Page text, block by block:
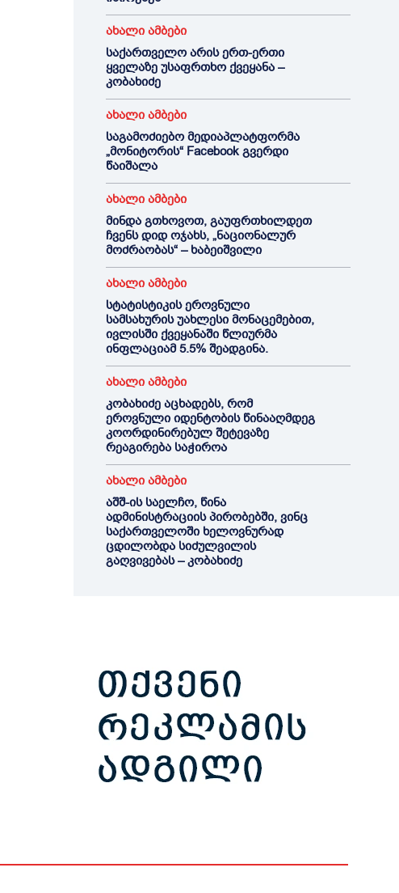
ახალი ამბები
საქართველო არის ერთ-ერთი
ყველაზე უსაფრთხო ქვეყანა –
კობახიძე
ახალი ამბები
საგამოძიებო მედიაპლატფორმა
„მონიტორის“ Facebook გვერდი
წაიშალა
ახალი ამბები
მინდა გთხოვოთ, გაუფრთხილდეთ
ჩვენს დიდ ოჯახს, „ნაციონალურ
მოძრაობას“ – ხაბეიშვილი
ახალი ამბები
სტატისტიკის ეროვნული
სამსახურის უახლესი მონაცემებით,
ივლისში ქვეყანაში წლიურმა
ინფლაციამ 5.5% შეადგინა.
ახალი ამბები
კობახიძე აცხადებს, რომ
ეროვნული იდენტობის წინააღმდეგ
კოორდინირებულ შეტევაზე
რეაგირება საჭიროა
ახალი ამბები
აშშ-ის საელჩო, წინა
ადმინისტრაციის პირობებში, ვინც
საქართველოში ხელოვნურად
ცდილობდა სიძულვილის
გაღვივებას – კობახიძე